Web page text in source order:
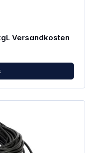
Versandkosten